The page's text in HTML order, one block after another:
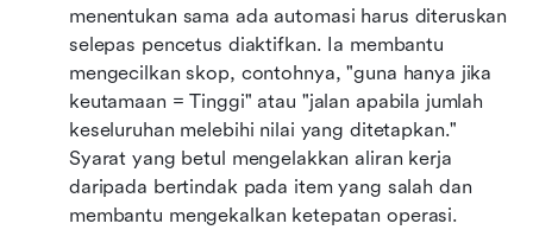
menentukan sama ada automasi harus diteruskan
selepas pencetus diaktifkan. Ia membantu
mengecilkan skop, contohnya, "guna hanya jika
keutamaan = Tinggi" atau "jalan apabila jumlah
keseluruhan melebihi nilai yang ditetapkan."
Syarat yang betul mengelakkan aliran kerja
daripada bertindak pada item yang salah dan
membantu mengekalkan ketepatan operasi.